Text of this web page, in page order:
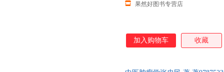
果然好图书专营店
加入购物车 收藏